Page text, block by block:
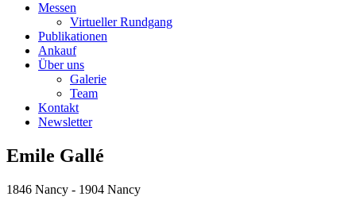
Messen
Virtueller Rundgang
Publikationen
Ankauf
Über uns
Galerie
Team
Kontakt
Newsletter
Emile Gallé
1846 Nancy - 1904 Nancy